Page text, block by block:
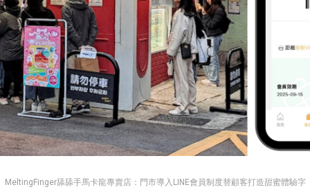
MeltingFinger舔舔手馬卡龍專賣店：門市導入LINE會員制度替顧客打造甜蜜體驗字